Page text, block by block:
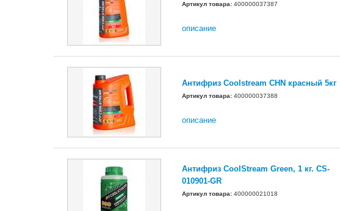
Артикул товара: 400000037387
описание
Антифриз Coolstream CHN красный 5кг
Артикул товара: 400000037388
описание
Антифриз CoolStream Green, 1 кг. CS-
010901-GR
Артикул товара: 400000021018